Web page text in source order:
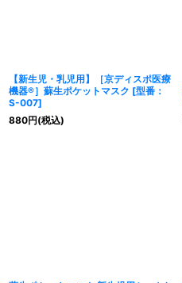
【新生児・乳児用】［京ディスポ医療
機器®］蘇生ポケットマスク [型番：
S-007]
880円(税込)